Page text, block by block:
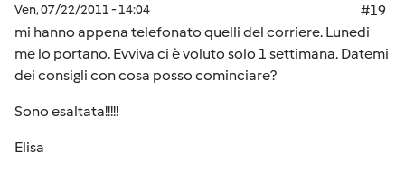
Ven, 07/22/2011 - 14:04
#19
mi hanno appena telefonato quelli del corriere. Lunedi
me lo portano. Evviva ci è voluto solo 1 settimana. Datemi
dei consigli con cosa posso cominciare?
Sono esaltata!!!!!
Elisa